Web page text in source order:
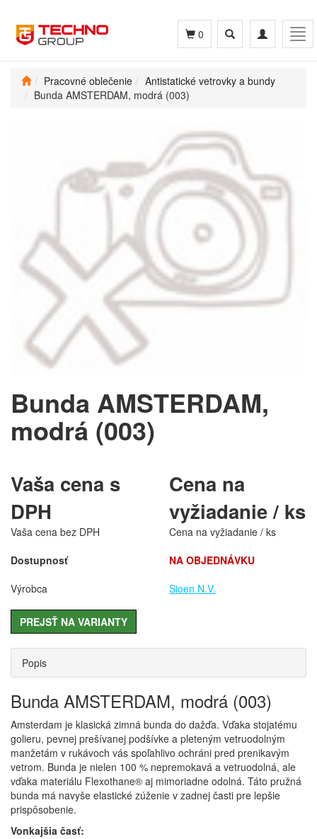
Toggle
navigation
Toggle
search
0
Pracovné oblečenie
Antistatické vetrovky a bundy
Bunda AMSTERDAM, modrá (003)
Bunda AMSTERDAM,
modrá (003)
Vaša cena s
DPH
Cena na
vyžiadanie / ks
Vaša cena bez DPH
Cena na vyžiadanie / ks
Dostupnosť
NA OBJEDNÁVKU
Výrobca
Sioen N.V.
PREJSŤ NA VARIANTY
Popis
Bunda AMSTERDAM, modrá (003)
Amsterdam je klasická zimná bunda do dažďa. Vďaka stojatému
golieru, pevnej prešívanej podšívke a pleteným vetruodolným
manžetám v rukávoch vás spoľahlivo ochráni pred prenikavým
vetrom. Bunda je nielen 100 % nepremokavá a vetruodolná, ale
vďaka materiálu Flexothane® aj mimoriadne odolná. Táto pružná
bunda má navyše elastické zúženie v zadnej časti pre lepšie
prispôsobenie.
Vonkajšia časť: